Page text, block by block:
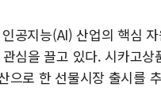
공지능(AI) 산업의 핵심
심을 끌고 있다. 시카고
으로 한 선물시장 출시를